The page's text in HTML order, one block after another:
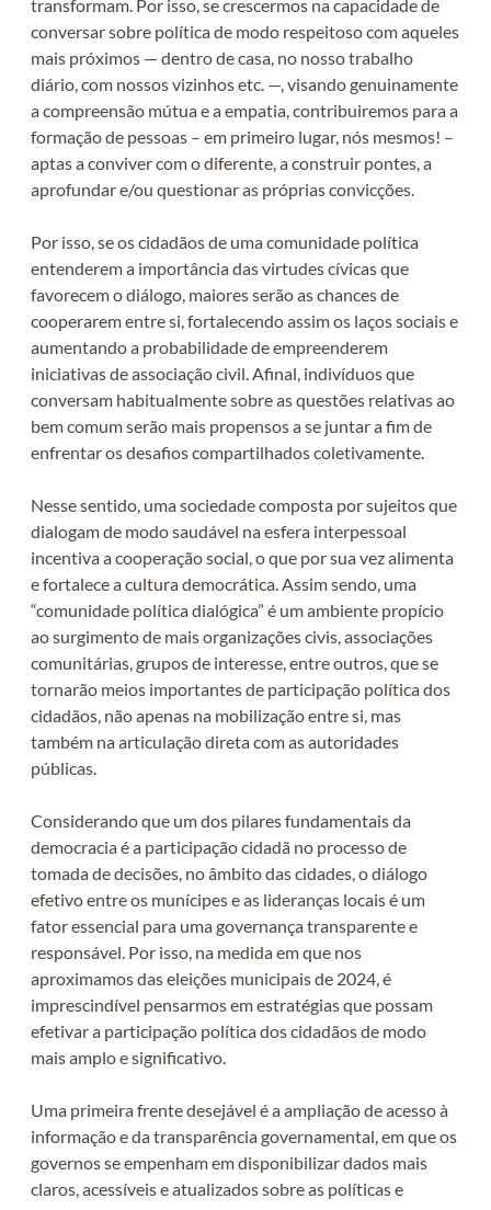
transformam. Por isso, se crescermos na capacidade de
conversar sobre política de modo respeitoso com aqueles
mais próximos — dentro de casa, no nosso trabalho
diário, com nossos vizinhos etc. —, visando genuinamente
a compreensão mútua e a empatia, contribuiremos para a
formação de pessoas – em primeiro lugar, nós mesmos! –
aptas a conviver com o diferente, a construir pontes, a
aprofundar e/ou questionar as próprias convicções.
Por isso, se os cidadãos de uma comunidade política
entenderem a importância das virtudes cívicas que
favorecem o diálogo, maiores serão as chances de
cooperarem entre si, fortalecendo assim os laços sociais e
aumentando a probabilidade de empreenderem
iniciativas de associação civil. Afinal, indivíduos que
conversam habitualmente sobre as questões relativas ao
bem comum serão mais propensos a se juntar a fim de
enfrentar os desafios compartilhados coletivamente.
Nesse sentido, uma sociedade composta por sujeitos que
dialogam de modo saudável na esfera interpessoal
incentiva a cooperação social, o que por sua vez alimenta
e fortalece a cultura democrática. Assim sendo, uma
“comunidade política dialógica” é um ambiente propício
ao surgimento de mais organizações civis, associações
comunitárias, grupos de interesse, entre outros, que se
tornarão meios importantes de participação política dos
cidadãos, não apenas na mobilização entre si, mas
também na articulação direta com as autoridades
públicas.
Considerando que um dos pilares fundamentais da
democracia é a participação cidadã no processo de
tomada de decisões, no âmbito das cidades, o diálogo
efetivo entre os munícipes e as lideranças locais é um
fator essencial para uma governança transparente e
responsável. Por isso, na medida em que nos
aproximamos das eleições municipais de 2024, é
imprescindível pensarmos em estratégias que possam
efetivar a participação política dos cidadãos de modo
mais amplo e significativo.
Uma primeira frente desejável é a ampliação de acesso à
informação e da transparência governamental, em que os
governos se empenham em disponibilizar dados mais
claros, acessíveis e atualizados sobre as políticas e